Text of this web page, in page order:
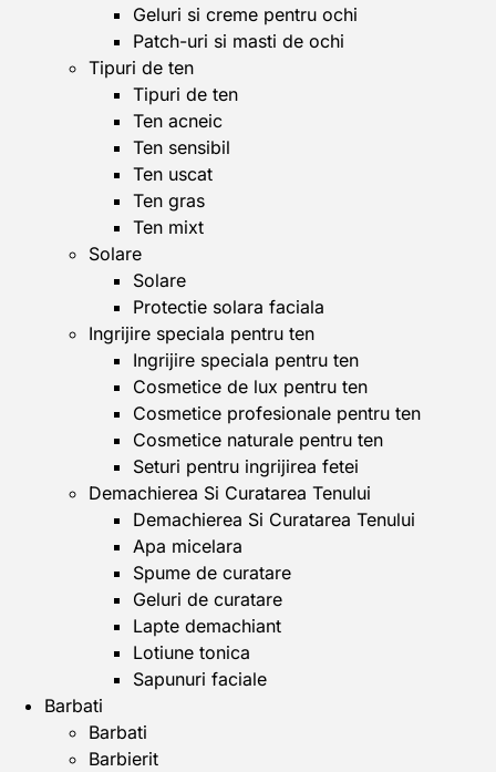
Geluri si creme pentru ochi
Patch-uri si masti de ochi
Tipuri de ten
Tipuri de ten
Ten acneic
Ten sensibil
Ten uscat
Ten gras
Ten mixt
Solare
Solare
Protectie solara faciala
Ingrijire speciala pentru ten
Ingrijire speciala pentru ten
Cosmetice de lux pentru ten
Cosmetice profesionale pentru ten
Cosmetice naturale pentru ten
Seturi pentru ingrijirea fetei
Demachierea Si Curatarea Tenului
Demachierea Si Curatarea Tenului
Apa micelara
Spume de curatare
Geluri de curatare
Lapte demachiant
Lotiune tonica
Sapunuri faciale
Barbati
Barbati
Barbierit